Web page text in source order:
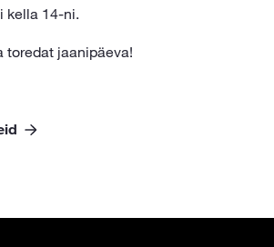
kella 14-ni.
toredat jaanipäeva!